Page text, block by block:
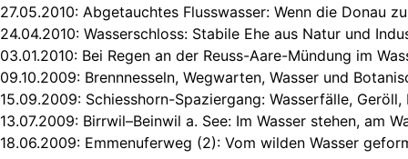
27.05.2010: Abgetauchtes Flusswasser: Wenn die Donau
24.04.2010: Wasserschloss: Stabile Ehe aus Natur und
03.01.2010: Bei Regen an der Reuss-Aare-Mündung im
09.10.2009: Brennnesseln, Wegwarten, Wasser und
15.09.2009: Schiesshorn-Spaziergang: Wasserfälle,
13.07.2009: Birrwil–Beinwil a. See: Im Wasser stehen, am
18.06.2009: Emmenuferweg (2): Vom wilden Wasser